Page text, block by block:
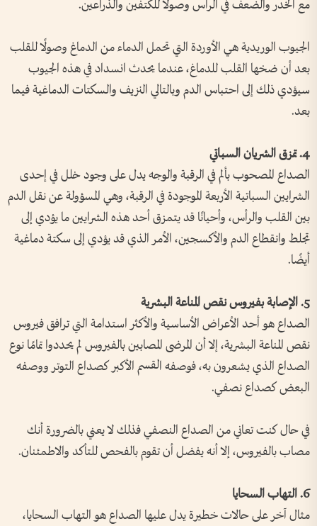
مع الخدر والضعف في الرأس وصولًا للكتفين والذراعين.
الجيوب الوريدية هي الأوردة التي تحمل الدماء من الدماغ وصولًا للقلب
بعد أن ضخها القلب للدماغ، عندما يحدث انسداد في هذه الجيوب
سيؤدي ذلك إلى احتباس الدم وبالتالي النزيف والسكتات الدماغية فيما
بعد.
4. تمزق الشريان السباتي
الصداع المصحوب بألم في الرقبة والوجه يدل على وجود خلل في إحدى
الشرايين السباتية الأربعة الموجودة في الرقبة، وهي المسؤولة عن نقل الدم
بين القلب والرأس، وأحيانًا قد يتمزق أحد هذه الشرايين ما يؤدي إلى
تجلط وانقطاع الدم والأكسجين، الأمر الذي قد يؤدي إلى سكتة دماغية
أيضًا.
5. الإصابة بفيروس نقص المناعة البشرية
الصداع هو أحد الأعراض الأساسية والأكثر استدامة التي ترافق فيروس
نقص المناعة البشرية، إلا أن المرضى المصابين بالفيروس لم يحددوا تمامًا نوع
الصداع الذي يشعرون به، فوصفه القسم الأكبر كصداع التوتر ووصفه
البعض كصداع نصفي.
في حال كنت تعاني من الصداع النصفي فذلك لا يعني بالضرورة أنك
مصاب بالفيروس، إلا أنه يفضل أن تقوم بالفحص للتأكد والاطمئنان.
6. التهاب السحايا
مثال آخر على حالات خطيرة يدل عليها الصداع هو التهاب السحايا،